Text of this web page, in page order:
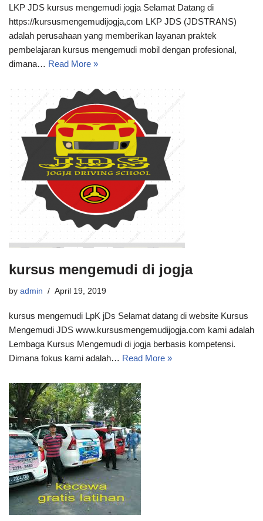
LKP JDS kursus mengemudi jogja Selamat Datang di
https://kursusmengemudijogja,com LKP JDS (JDSTRANS)
adalah perusahaan yang memberikan layanan praktek
pembelajaran kursus mengemudi mobil dengan profesional,
dimana… Read More »
kursus mengemudi di jogja
by admin April 19, 2019
kursus mengemudi LpK jDs Selamat datang di website Kursus
Mengemudi JDS www.kursusmengemudijogja.com kami adalah
Lembaga Kursus Mengemudi di jogja berbasis kompetensi.
Dimana fokus kami adalah… Read More »